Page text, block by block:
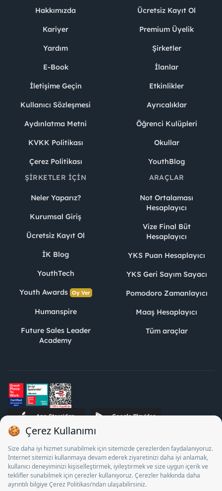
Hakkımızda
Kariyer
Yardım
E-Book
İletişime Geçin
Kullanıcı Sözleşmesi
Aydınlatma Metni
KVKK Politikası
Çerez Politikası
Ücretsiz Kayıt Ol
Premium Üyelik
Şirketler
İlanlar
Etkinlikler
Ayrıcalıklar
Öğrenci Kulüpleri
Okullar
YouthBlog
ŞIRKETLER İÇIN
Neler Yaparız?
Kurumsal Giriş
Ücretsiz Kayıt Ol
İK Blog
YouthTech
Youth Awards Oy Ver
Humanspire
Future Sales Leader
Academy
ARAÇLAR
Not Ortalaması
Hesaplayıcı
Vize Final Büt
Hesaplayıcı
YKS Puan Hesaplayıcı
YKS Geri Sayım Sayacı
Pomodoro Zamanlayıcı
Maaş Hesaplayıcı
Tüm araçlar
STJ İnsan Kaynakları Bilişim ve Danışmanlık A.Ş. Özel İstihdam
Bürosu Olarak 13/05/2025 - 12/05/2028 tarihleri arasında
faaliyette bulunmak üzere, Türkiye İş Kurumu tarafından
18/04/2025 tarih ve 18095710 sayılı karar uyarınca 1078 nolu